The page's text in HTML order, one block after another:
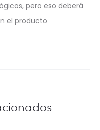
pero eso deberá
el producto